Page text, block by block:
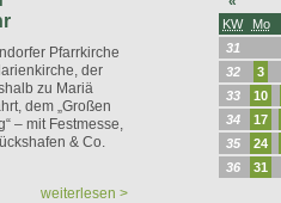
Pfarrkirche
der
zu Mariä
dem „Großen
– mit Festmesse,
& Co.
weiterlesen >
KW Mo
31
32
3
33
10
34
17
35
24
36
31